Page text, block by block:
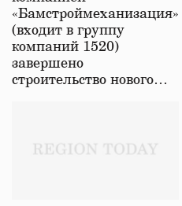
«Бамстроймеханизация»
(входит в группу
компаний 1520)
завершено
строительство нового…